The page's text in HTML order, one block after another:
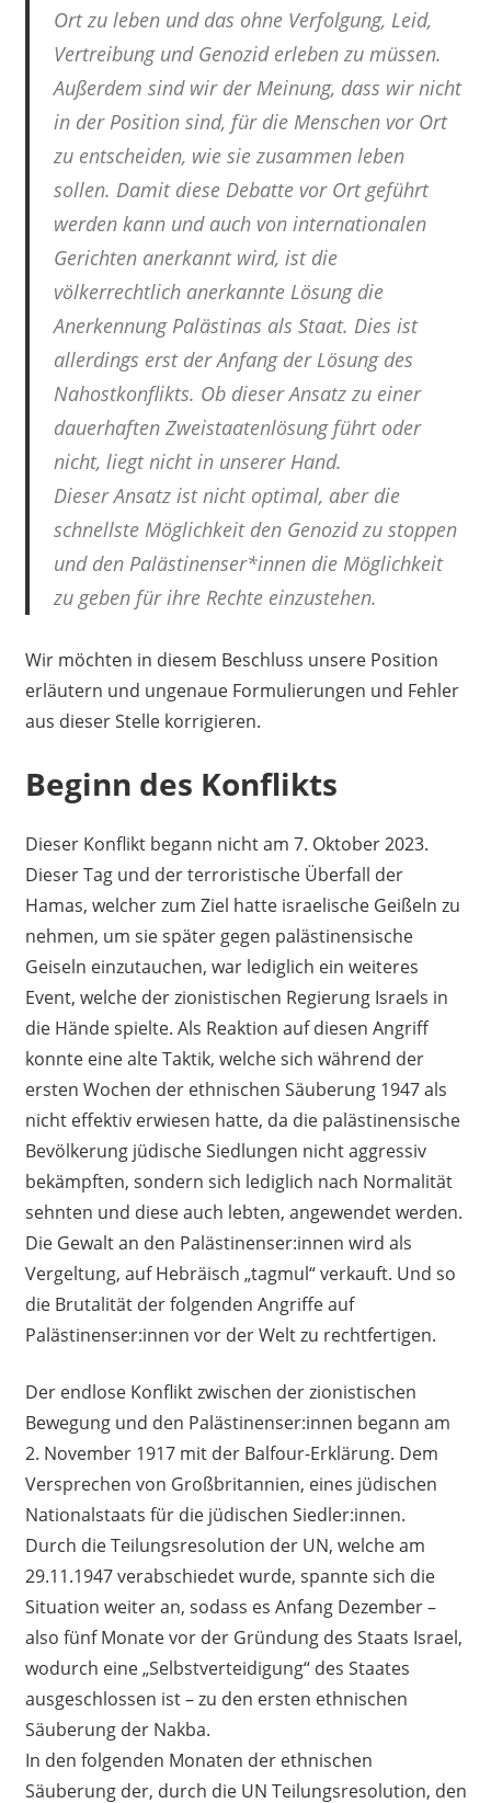
Ort zu leben und das ohne Verfolgung, Leid,
Vertreibung und Genozid erleben zu müssen.
Außerdem sind wir der Meinung, dass wir nicht
in der Position sind, für die Menschen vor Ort
zu entscheiden, wie sie zusammen leben
sollen. Damit diese Debatte vor Ort geführt
werden kann und auch von internationalen
Gerichten anerkannt wird, ist die
völkerrechtlich anerkannte Lösung die
Anerkennung Palästinas als Staat. Dies ist
allerdings erst der Anfang der Lösung des
Nahostkonflikts. Ob dieser Ansatz zu einer
dauerhaften Zweistaatenlösung führt oder
nicht, liegt nicht in unserer Hand.
Dieser Ansatz ist nicht optimal, aber die
schnellste Möglichkeit den Genozid zu stoppen
und den Palästinenser*innen die Möglichkeit
zu geben für ihre Rechte einzustehen.
Wir möchten in diesem Beschluss unsere Position
erläutern und ungenaue Formulierungen und Fehler
aus dieser Stelle korrigieren.
Beginn des Konflikts
Dieser Konflikt begann nicht am 7. Oktober 2023.
Dieser Tag und der terroristische Überfall der
Hamas, welcher zum Ziel hatte israelische Geißeln zu
nehmen, um sie später gegen palästinensische
Geiseln einzutauchen, war lediglich ein weiteres
Event, welche der zionistischen Regierung Israels in
die Hände spielte. Als Reaktion auf diesen Angriff
konnte eine alte Taktik, welche sich während der
ersten Wochen der ethnischen Säuberung 1947 als
nicht effektiv erwiesen hatte, da die palästinensische
Bevölkerung jüdische Siedlungen nicht aggressiv
bekämpften, sondern sich lediglich nach Normalität
sehnten und diese auch lebten, angewendet werden.
Die Gewalt an den Palästinenser:innen wird als
Vergeltung, auf Hebräisch „tagmul“ verkauft. Und so
die Brutalität der folgenden Angriffe auf
Palästinenser:innen vor der Welt zu rechtfertigen.
Der endlose Konflikt zwischen der zionistischen
Bewegung und den Palästinenser:innen begann am
2. November 1917 mit der Balfour-Erklärung. Dem
Versprechen von Großbritannien, eines jüdischen
Nationalstaats für die jüdischen Siedler:innen.
Durch die Teilungsresolution der UN, welche am
29.11.1947 verabschiedet wurde, spannte sich die
Situation weiter an, sodass es Anfang Dezember –
also fünf Monate vor der Gründung des Staats Israel,
wodurch eine „Selbstverteidigung“ des Staates
ausgeschlossen ist – zu den ersten ethnischen
Säuberung der Nakba.
In den folgenden Monaten der ethnischen
Säuberung der, durch die UN Teilungsresolution, den